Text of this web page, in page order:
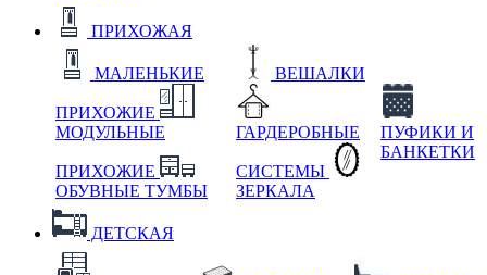
ПРИХОЖАЯ
МАЛЕНЬКИЕ
ПРИХОЖИЕ
МОДУЛЬНЫЕ
ПРИХОЖИЕ
ОБУВНЫЕ ТУМБЫ
ВЕШАЛКИ
ГАРДЕРОБНЫЕ
СИСТЕМЫ
ЗЕРКАЛА
ПУФИКИ И
БАНКЕТКИ
ДЕТСКАЯ